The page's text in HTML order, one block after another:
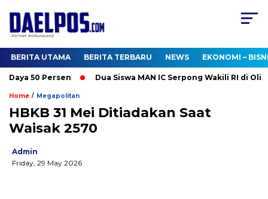
BERITA UTAMA BERITA TERBARU NEWS EKONOMI –
50 Persen Dua Siswa MAN IC Serpong Wakili RI di
Home / Megapolitan
HBKB 31 Mei Ditiadakan Saat
Waisak 2570
Admin
Friday, 29 May 2026